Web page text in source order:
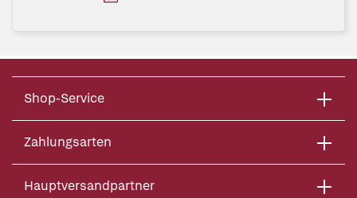
Shop-Service
Zahlungsarten
Hauptversandpartner